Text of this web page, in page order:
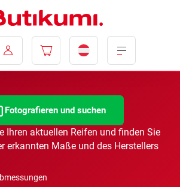
Fotografieren und suchen
Ihren aktuellen Reifen und finden Sie
erkannten Maße und des Herstellers